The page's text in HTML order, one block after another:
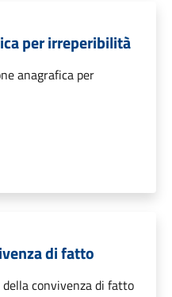
per irreperibilità
anagrafica per
di fatto
convivenza di fatto